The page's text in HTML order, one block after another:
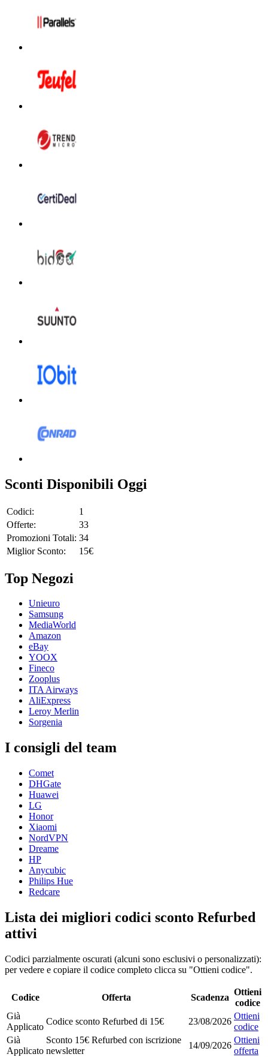
Sconti Disponibili Oggi
Codici:
1
Offerte:
33
Promozioni Totali: 34
Miglior Sconto:
15€
Top Negozi
Unieuro
Samsung
MediaWorld
Amazon
eBay
YOOX
Fineco
Zooplus
ITA Airways
AliExpress
Leroy Merlin
Sorgenia
I consigli del team
Comet
DHGate
Huawei
LG
Honor
Xiaomi
NordVPN
Dreame
HP
Anycubic
Philips Hue
Redcare
Lista dei migliori codici sconto Refurbed
attivi
Codici parzialmente oscurati (alcuni sono esclusivi o personalizzati):
per vedere e copiare il codice completo clicca su "Ottieni codice".
Codice Offerta Scadenza
Ottieni
codice
Già
Applicato
Codice sconto Refurbed di 15€ 23/08/2026
Ottieni
codice
Già
Applicato
Sconto 15€ Refurbed con iscrizione
newsletter
14/09/2026
Ottieni
offerta